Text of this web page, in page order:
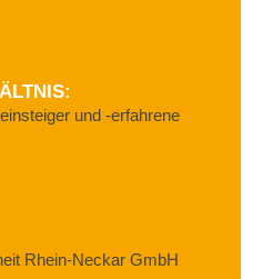
und -erfahrene
Rhein-Neckar GmbH